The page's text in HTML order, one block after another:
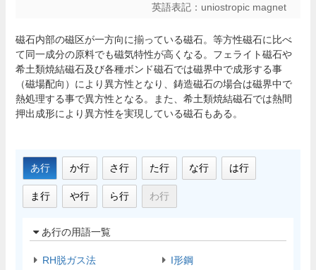
英語表記： uniostropic magnet
磁石内部の磁区が一方向に揃っている磁石。等方性磁石に比べ
て同一成分の原料でも磁気特性が高くなる。フェライト磁石や
希土類焼結磁石及び各種ボンド磁石では磁界中で成形する事
（磁場配向）により異方性となり、鋳造磁石の場合は磁界中で
熱処理する事で異方性となる。また、希土類焼結磁石では熱間
押出成形により異方性を実現している磁石もある。
あ行 か行 さ行 た行 な行 は行
ま行 や行 ら行 わ行
あ行の用語一覧
RH脱ガス法 I形鋼